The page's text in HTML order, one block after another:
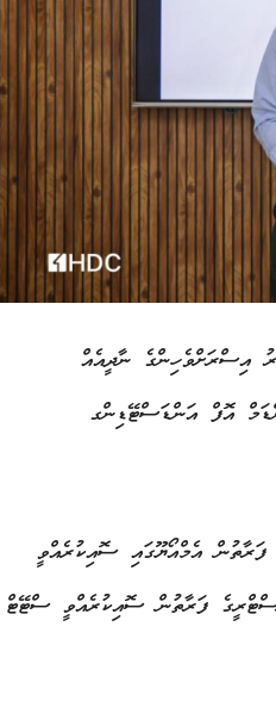
އިސްރަށްވެހިންގެ ނާދީއެއް
އޮފް އަންޑަސްޓޭޑިންގ
އެމްއޯޔޫގައި ސޮއިކުރެއްވީ
ފަރާތުން ސޮއިކުރެއްވީ ސްޓޭޓް